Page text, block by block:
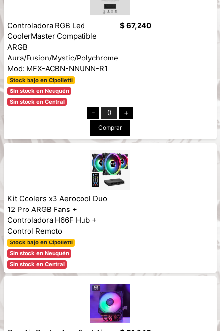
Controladora RGB Led
CoolerMaster Compatible
ARGB
Aura/Fusion/Mystic/Polychrome
Mod: MFX-ACBN-NNUNN-R1
Stock bajo en Cipolletti
Sin stock en Neuquén
Sin stock en Central
$ 67,240
- 0 +
Comprar
Kit Coolers x3 Aerocool Duo
12 Pro ARGB Fans +
Controladora H66F Hub +
Control Remoto
Stock bajo en Cipolletti
Sin stock en Neuquén
Sin stock en Central